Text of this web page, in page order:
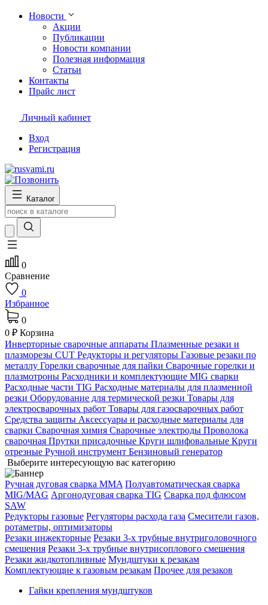
Новости
Акции
Публикации
Новости компании
Полезная информация
Статьи
Контакты
Прайс лист
Личный кабинет
Вход
Регистрация
Каталог
0
Сравнение
0
Избранное
0
0 ₽ Корзина
Инверторные сварочные аппараты Плазменные резаки и
плазморезы CUT Редукторы и регуляторы Газовые резаки по
металлу Горелки сварочные для пайки Сварочные горелки и
плазмотроны Расходники и комплектующие MIG сварки
Расходные части TIG Расходные материалы для плазменной
резки Оборудование для термической резки Товары для
электросварочных работ Товары для газосварочных работ
Средства защиты Аксессуары и расходные материалы для
сварки Сварочная химия Сварочные электроды Проволока
сварочная Прутки присадочные Круги шлифовальные Круги
отрезные Ручной инструмент Бензиновый генератор
Выберите интересующую вас категорию
Ручная дуговая сварка MMA Полуавтоматическая сварка
MIG/MAG Аргонодуговая сварка TIG Сварка под флюсом
SAW
Редукторы газовые Регуляторы расхода газа Смесители газов,
ротаметры, оптимизаторы
Резаки инжекторные Резаки 3-х трубные внутриголовочного
смешения Резаки 3-х трубные внутрисоплового смешения
Резаки жидкотопливные Мундштуки к резакам
Комплектующие к газовым резакам Прочее для резаков
Гайки крепления мундштуков